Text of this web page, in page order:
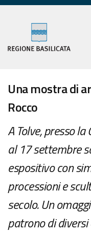
Una mostra di
Rocco
A Tolve, presso la
al 17 settembre
espositivo con
processioni e
secolo. Un
patrono di